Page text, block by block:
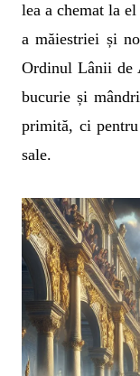
lea a chemat la
a măiestriei și
Ordinul Lânii de
bucurie și
primită, ci
sale.